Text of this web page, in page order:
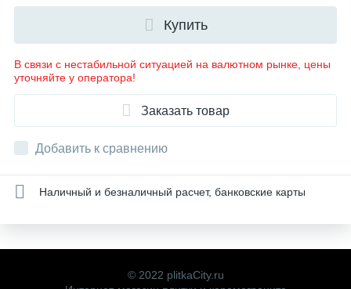
Купить
В связи с нестабильной ситуацией на валютном рынке, цены
уточняйте у оператора!
Заказать товар
Добавить к сравнению
Наличный и безналичный расчет, банковские карты
© 2022 plitkaCity.ru